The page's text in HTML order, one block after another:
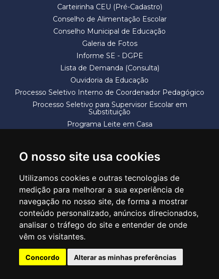
O nosso site usa cookies
Utilizamos cookies e outras tecnologias de
medição para melhorar a sua experiência de
navegação no nosso site, de forma a mostrar
conteúdo personalizado, anúncios direcionados,
analisar o tráfego do site e entender de onde
vêm os visitantes.
Concordo Alterar as minhas preferências
Carteirinha CEU (Pré-Cadastro)
Conselho de Alimentação Escolar
Conselho Municipal de Educação
Galeria de Fotos
Informe SE - DGPE
Lista de Demanda (Consulta)
Ouvidoria da Educação
Processo Seletivo Interno de Coordenador Pedagógico
Processo Seletivo para Supervisor Escolar em
Substituição
Programa Leite em Casa
SECRETARIA DE EDUCAÇÃO
Rua Claudino Barbosa, 313 - Macedo - Guarulhos/SP CEP 07113-040
Central de Atendimento: *55 11 2475-7300